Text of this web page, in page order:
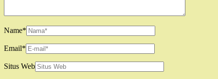
Name*
Email*
Situs Web